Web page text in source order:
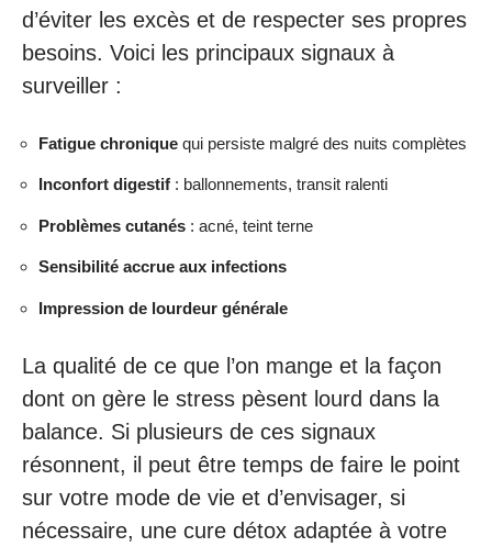
d’éviter les excès et de respecter ses propres
besoins. Voici les principaux signaux à
surveiller :
Fatigue chronique qui persiste malgré des nuits complètes
Inconfort digestif : ballonnements, transit ralenti
Problèmes cutanés : acné, teint terne
Sensibilité accrue aux infections
Impression de lourdeur générale
La qualité de ce que l’on mange et la façon
dont on gère le stress pèsent lourd dans la
balance. Si plusieurs de ces signaux
résonnent, il peut être temps de faire le point
sur votre mode de vie et d’envisager, si
nécessaire, une cure détox adaptée à votre